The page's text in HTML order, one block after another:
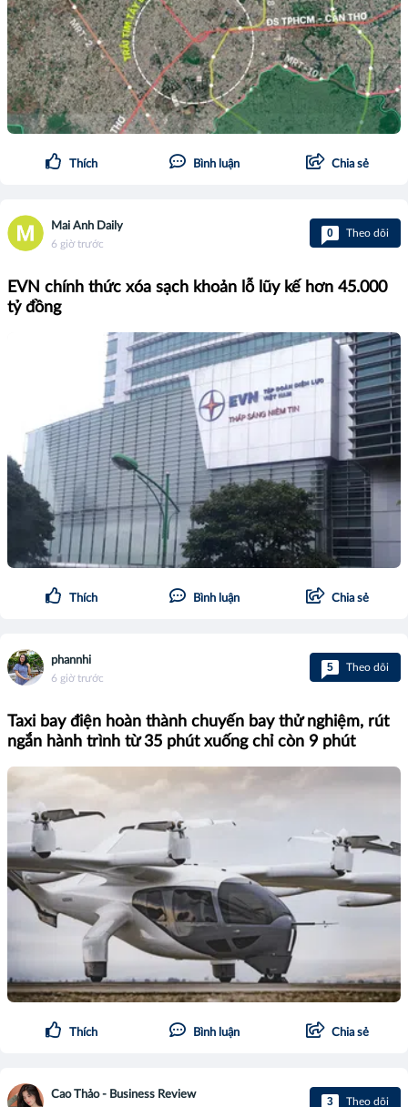
Thích Bình luận Chia sẻ
Mai Anh Daily
6 giờ trước
0 Theo dõi
EVN chính thức xóa sạch khoản lỗ lũy kế hơn 45.000
tỷ đồng
Thích Bình luận Chia sẻ
phannhi
6 giờ trước
5 Theo dõi
Taxi bay điện hoàn thành chuyến bay thử nghiệm, rút
ngắn hành trình từ 35 phút xuống chỉ còn 9 phút
Thích Bình luận Chia sẻ
Cao Thảo - Business Review
3 Theo dõi